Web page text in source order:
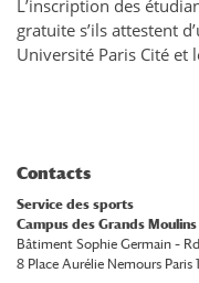
L’inscription des
gratuite s’ils attestent
Université Paris Cité et
Contacts
Service des sports
Campus des Grands Moulins
Bâtiment Sophie Germain –
8 Place Aurélie Nemours Paris